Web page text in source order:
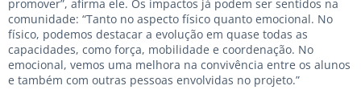
promover”, afirma ele. Os impactos já podem ser sentidos na
comunidade: “Tanto no aspecto físico quanto emocional. No
físico, podemos destacar a evolução em quase todas as
capacidades, como força, mobilidade e coordenação. No
emocional, vemos uma melhora na convivência entre os alunos
e também com outras pessoas envolvidas no projeto.”